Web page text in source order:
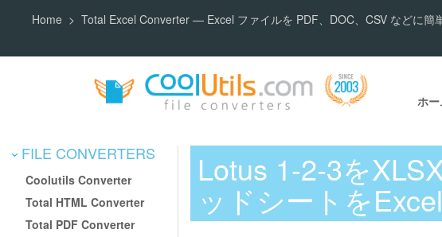
Home Total Excel Converter — Excel ファイルを PDF、DOC、CSV などに簡
ホ
FILE CONVERTERS
Coolutils Converter
Total HTML Converter
Total PDF Converter
Lotus 1-2-3を
ッドシートを